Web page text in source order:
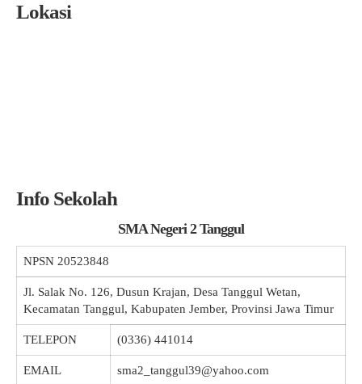
Lokasi
Info Sekolah
SMA Negeri 2 Tanggul
NPSN 20523848
Jl. Salak No. 126, Dusun Krajan, Desa Tanggul Wetan,
Kecamatan Tanggul, Kabupaten Jember, Provinsi Jawa Timur
TELEPON (0336) 441014
EMAIL sma2_tanggul39@yahoo.com